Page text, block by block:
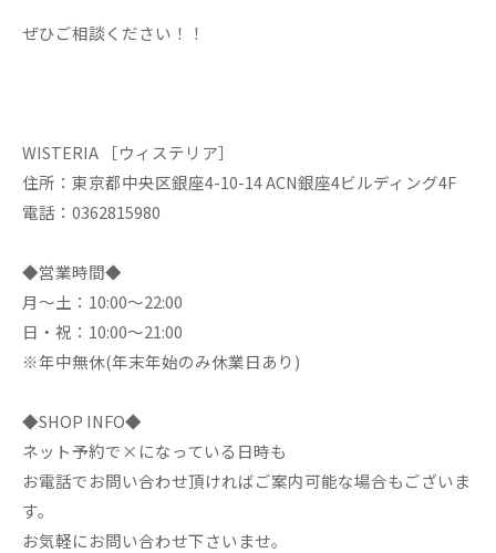
ぜひご相談ください！！
WISTERIA ［ウィステリア］
住所：東京都中央区銀座4-10-14 ACN銀座4ビルディング4F
電話：0362815980
◆営業時間◆
月～土：10:00～22:00
日・祝：10:00～21:00
※年中無休(年末年始のみ休業日あり)
◆SHOP INFO◆
ネット予約で×になっている日時も
お電話でお問い合わせ頂ければご案内可能な場合もございま
す。
お気軽にお問い合わせ下さいませ。